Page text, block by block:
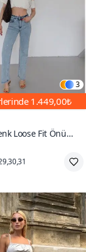
3
1.449,00₺
Loose Fit Önü
Taşlı Tasarım